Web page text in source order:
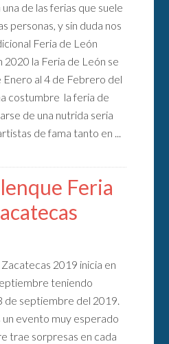
de las ferias que suele
personas, y sin duda nos
Feria de León
2020 la Feria de León se
Enero al 4 de Febrero del
costumbre la feria de
de una nutrida seria
de fama tanto en ...
Feria
2019 inicia en
teniendo
de septiembre del 2019.
evento muy esperado
trae sorpresas en cada